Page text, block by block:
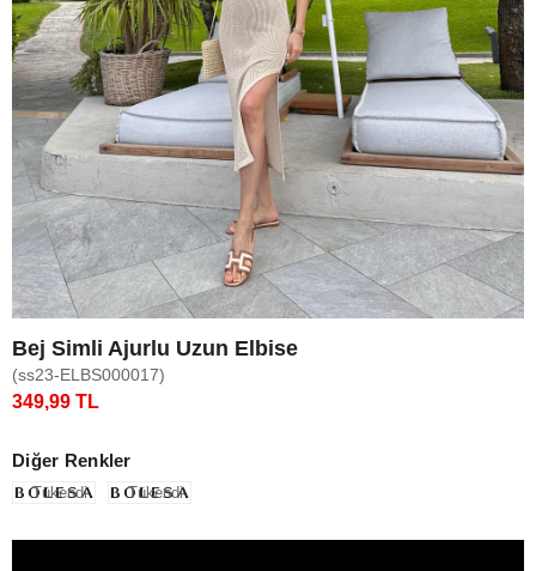
Bej Simli Ajurlu Uzun Elbise
(ss23-ELBS000017)
349,99 TL
Diğer Renkler
Tükendi Tükendi